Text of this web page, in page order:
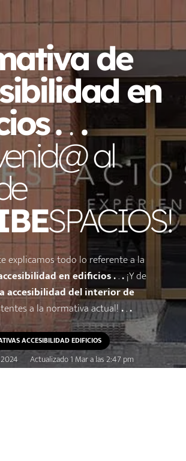
de
en
...
al
SPACIOS!
explicamos todo lo referente a la
en edificios ...¡Y de
accesibilidad del interior de
a la normativa actual!...
ACCESIBILIDAD EDIFICIOS
Actualizado1 Mar a las 2:47 pm